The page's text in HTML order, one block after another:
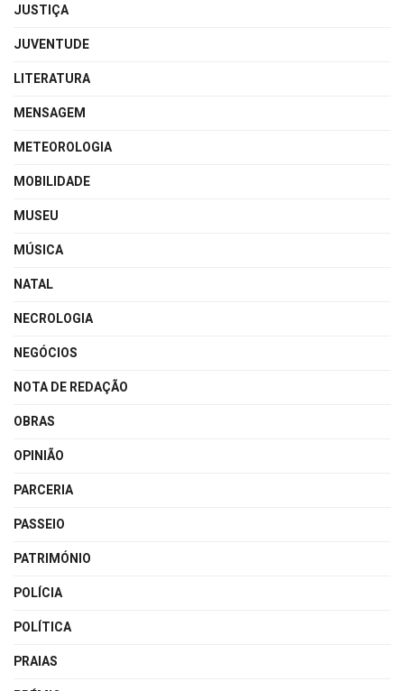
JUSTIÇA
JUVENTUDE
LITERATURA
MENSAGEM
METEOROLOGIA
MOBILIDADE
MUSEU
MÚSICA
NATAL
NECROLOGIA
NEGÓCIOS
NOTA DE REDAÇÃO
OBRAS
OPINIÃO
PARCERIA
PASSEIO
PATRIMÓNIO
POLÍCIA
POLÍTICA
PRAIAS